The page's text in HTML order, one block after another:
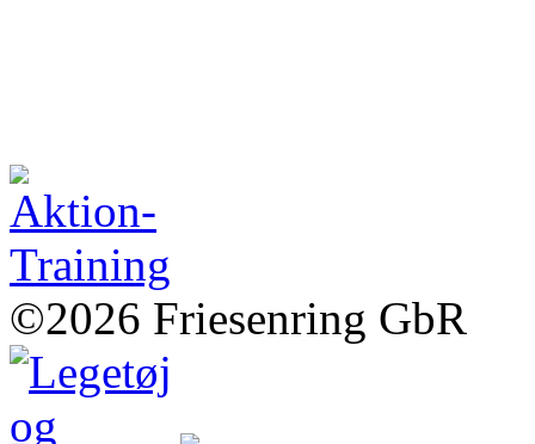
©2026 Friesenring GbR